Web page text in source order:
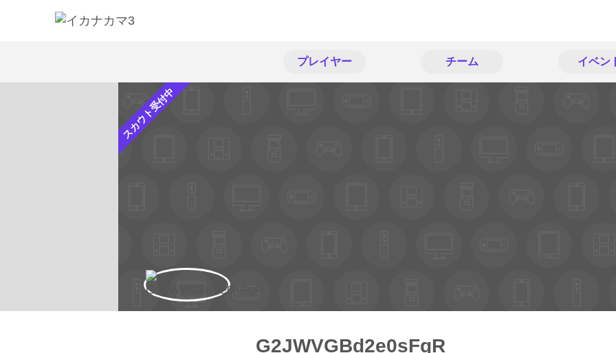
プレイヤー チーム イベン
スカウト受付中
G2JWVGBd2e0sFqR